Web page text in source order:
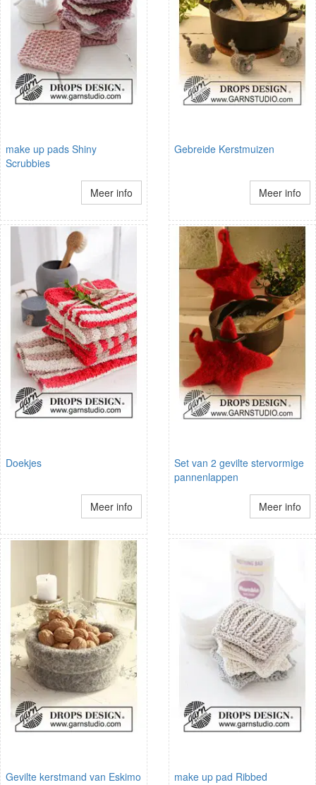
make up pads Shiny
Scrubbies
Meer info
Gebreide Kerstmuizen
Meer info
Doekjes
Meer info
Set van 2 gevilte stervormige
pannenlappen
Meer info
Gevilte kerstmand van Eskimo
make up pad Ribbed